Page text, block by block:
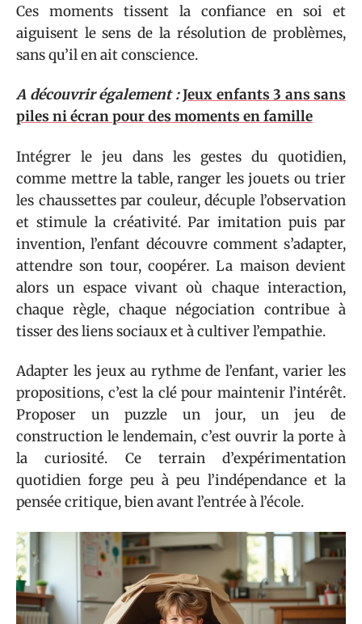
Ces moments tissent la confiance en soi et
aiguisent le sens de la résolution de problèmes,
sans qu’il en ait conscience.
A découvrir également : Jeux enfants 3 ans sans
piles ni écran pour des moments en famille
Intégrer le jeu dans les gestes du quotidien,
comme mettre la table, ranger les jouets ou trier
les chaussettes par couleur, décuple l’observation
et stimule la créativité. Par imitation puis par
invention, l’enfant découvre comment s’adapter,
attendre son tour, coopérer. La maison devient
alors un espace vivant où chaque interaction,
chaque règle, chaque négociation contribue à
tisser des liens sociaux et à cultiver l’empathie.
Adapter les jeux au rythme de l’enfant, varier les
propositions, c’est la clé pour maintenir l’intérêt.
Proposer un puzzle un jour, un jeu de
construction le lendemain, c’est ouvrir la porte à
la curiosité. Ce terrain d’expérimentation
quotidien forge peu à peu l’indépendance et la
pensée critique, bien avant l’entrée à l’école.